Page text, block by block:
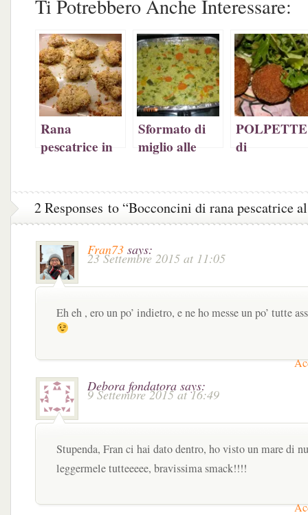
su
Twitter
in
una
nuova
finestra)
Facebook
(Si
una
nuova
finestra)
su
Pinterest
una
nuova
finestra)
(Si
apre
nuova
finestra)
Ti Potrebbero Anche Interessare:
Rana
pescatrice in
Sformato di
miglio alle
POLPETTE
di
2 Responses to “Bocconcini di rana pescatrice
Fran73 says:
23 Settembre 2015 at 11:05
Eh eh , ero un po’ indietro, e ne ho messe un po’ tutte
Debora fondatora says:
9 Settembre 2015 at 16:49
Stupenda, Fran ci hai dato dentro, ho visto un mare di
leggermele tutteeeee, bravissima smack!!!!